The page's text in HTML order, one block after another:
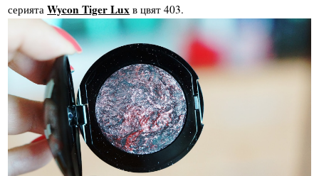
сериятаWycon Tiger Lux в цвят 403.